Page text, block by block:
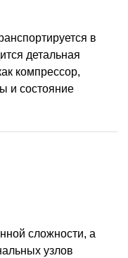
в
детальная
компрессор,
и состояние
сложности, а
узлов